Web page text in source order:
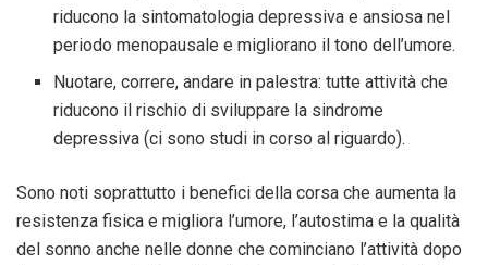
riducono la sintomatologia depressiva e ansiosa nel
periodo menopausale e migliorano il tono dell’umore.
Nuotare, correre, andare in palestra: tutte attività che
riducono il rischio di sviluppare la sindrome
depressiva (ci sono studi in corso al riguardo).
Sono noti soprattutto i benefici della corsa che aumenta la
resistenza fisica e migliora l’umore, l’autostima e la qualità
del sonno anche nelle donne che cominciano l’attività dopo